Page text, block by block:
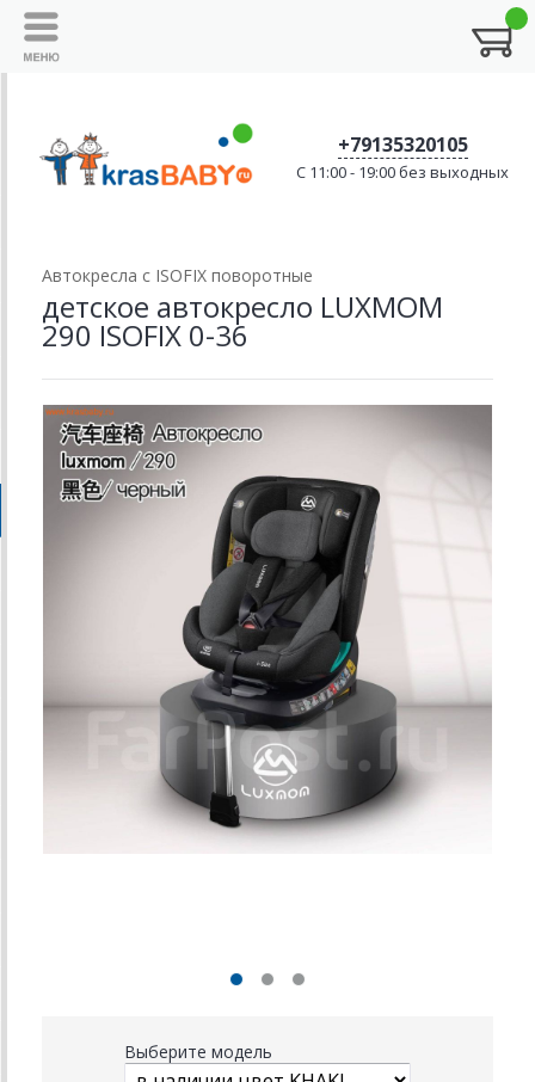
+79135320105
C 11:00 - 19:00 без выходных
Автокресла с ISOFIX поворотные
детское автокресло LUXMOM
290 ISOFIX 0-36
Выберите модель